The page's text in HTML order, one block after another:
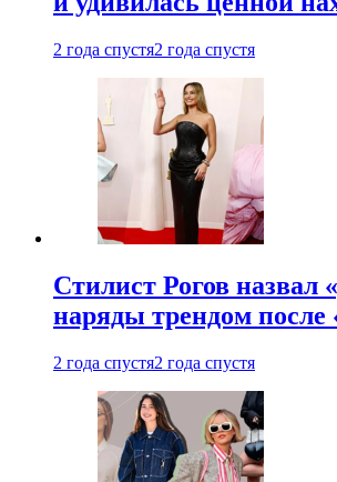
2 года спустя2 года спустя
Стилист Рогов назвал
наряды трендом после
2 года спустя2 года спустя